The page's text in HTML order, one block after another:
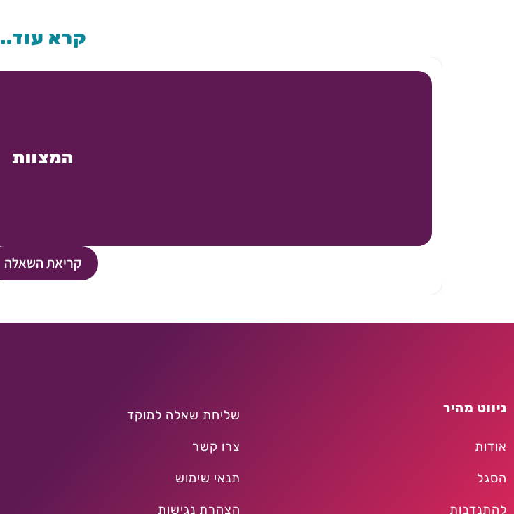
קרא עוד..
המצוות
קריאת השאלה
ניווט מהיר
אודות
הסגל
להתנדבות
שליחת שאלה למוקד
צרו קשר
תנאי שימוש
הצהרת נגישות